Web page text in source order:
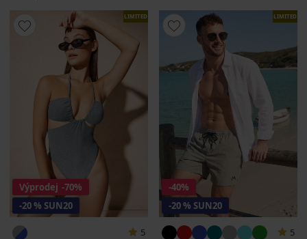
LIMITED
Výprodej -70%
-20 % SUN20
5
LIMITED
-40%
-20 % SUN20
5